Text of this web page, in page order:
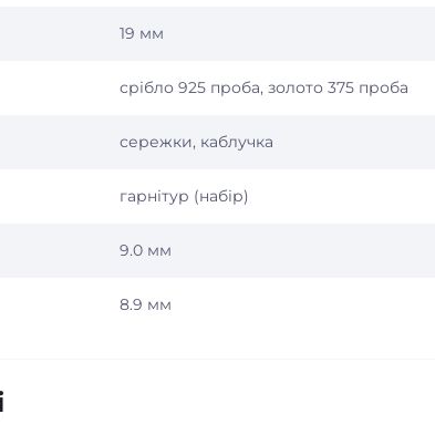
19 мм
срібло 925 проба, золото 375 проба
сережки, каблучка
гарнітур (набір)
9.0 мм
8.9 мм